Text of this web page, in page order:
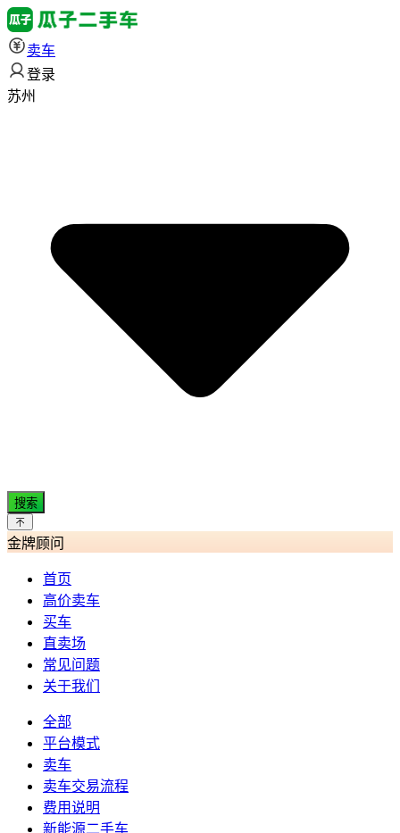
卖车
登录
苏州
搜索
金牌顾问
首页
高价卖车
买车
直卖场
常见问题
关于我们
全部
平台模式
卖车
卖车交易流程
费用说明
新能源二手车